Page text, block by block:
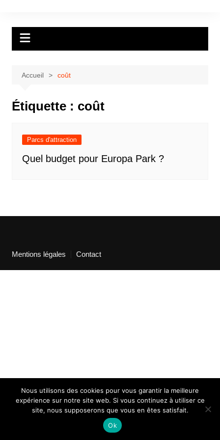
Accueil coût
Étiquette : coût
Parcs d'attraction
Quel budget pour Europa Park ?
Mentions légales Contact
Nous utilisons des cookies pour vous garantir la meilleure
expérience sur notre site web. Si vous continuez à utiliser ce
site, nous supposerons que vous en êtes satisfait.
Ok